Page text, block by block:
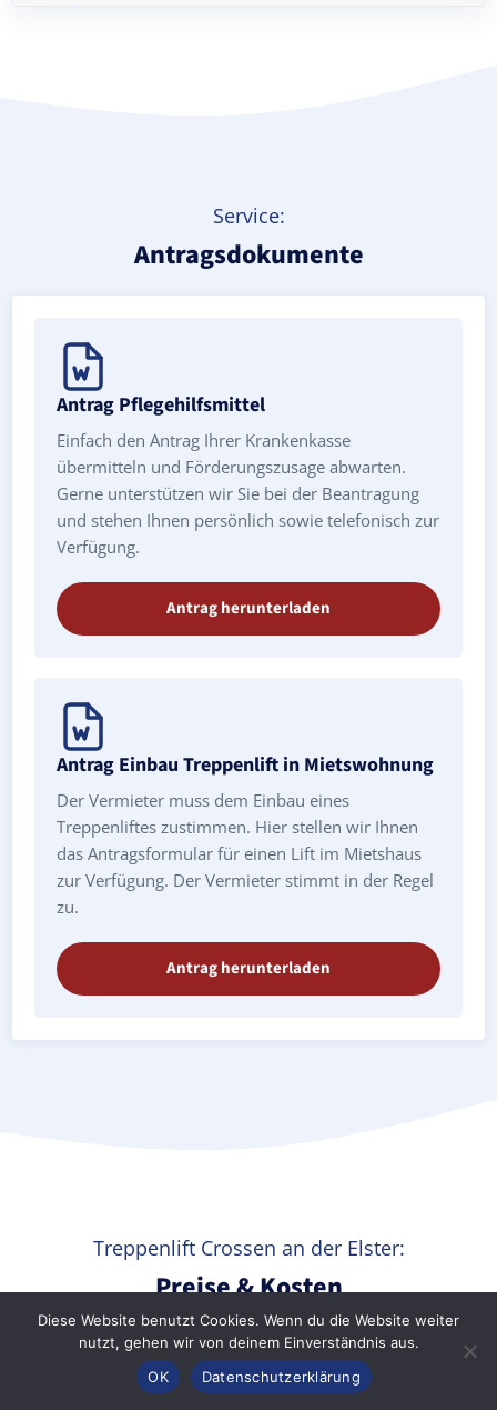
Service:
Antragsdokumente
Antrag Pflegehilfsmittel
Einfach den Antrag Ihrer Krankenkasse
übermitteln und Förderungszusage abwarten.
Gerne unterstützen wir Sie bei der Beantragung
und stehen Ihnen persönlich sowie telefonisch zur
Verfügung.
Antrag herunterladen
Antrag Einbau Treppenlift in Mietswohnung
Der Vermieter muss dem Einbau eines
Treppenliftes zustimmen. Hier stellen wir Ihnen
das Antragsformular für einen Lift im Mietshaus
zur Verfügung. Der Vermieter stimmt in der Regel
zu.
Antrag herunterladen
Treppenlift Crossen an der Elster:
Preise & Kosten
Treppenlifte gewährleisten die Mobilität von Senioren
und körperlich beeinträchtigten Menschen jeden
Alters in den eigenen vier Wänden sowie in
Konfigurator
Diese Website benutzt Cookies. Wenn du die Website weiter
nutzt, gehen wir von deinem Einverständnis aus.
OK
Datenschutzerklärung